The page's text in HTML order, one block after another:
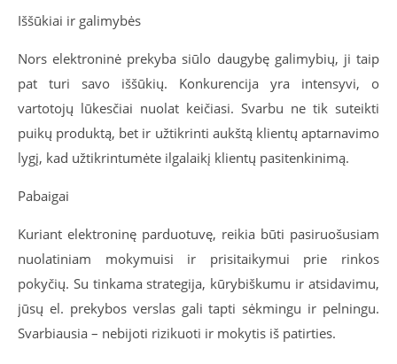
Iššūkiai ir galimybės
Nors elektroninė prekyba siūlo daugybę galimybių, ji taip
pat turi savo iššūkių. Konkurencija yra intensyvi, o
vartotojų lūkesčiai nuolat keičiasi. Svarbu ne tik suteikti
puikų produktą, bet ir užtikrinti aukštą klientų aptarnavimo
lygį, kad užtikrintumėte ilgalaikį klientų pasitenkinimą.
Pabaigai
Kuriant elektroninę parduotuvę, reikia būti pasiruošusiam
nuolatiniam mokymuisi ir prisitaikymui prie rinkos
pokyčių. Su tinkama strategija, kūrybiškumu ir atsidavimu,
jūsų el. prekybos verslas gali tapti sėkmingu ir pelningu.
Svarbiausia – nebijoti rizikuoti ir mokytis iš patirties.